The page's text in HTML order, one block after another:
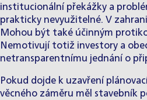
institucionální překážky a
prakticky nevyužitelné. V
Mohou být také účinným
Nemotivují totiž investory a
netransparentnímu jednání o
Pokud dojde k uzavření
věcného záměru měl stavebník